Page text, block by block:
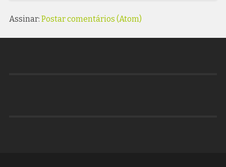
Assinar: Postar comentários (Atom)